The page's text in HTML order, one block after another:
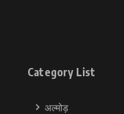
Category List
अल्मोड़